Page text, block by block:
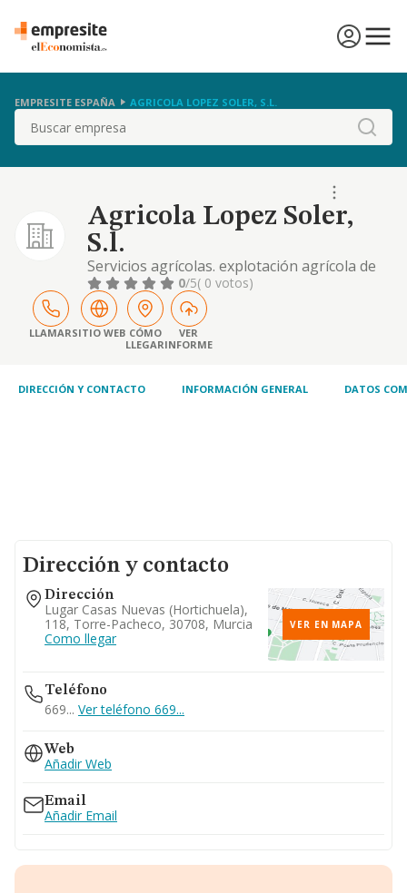
EMPRESITE ESPAÑA AGRICOLA LOPEZ SOLER, S.L.
Buscar
Agricola Lopez Soler,
S.l.
Servicios agrícolas. explotación agrícola de
toda clase de productos derivados de la
agricultura. servicios técnicos de
asesoramiento agrícola. importación -
expotación agrícola. comercio al por mayor y
menor de productos agrícolas. la adquisición
su poster
0/5( 0 votos)
LLAMARSITIO WEB CÓMO
LLEGAR
VER
INFORME
DIRECCIÓN Y CONTACTO INFORMACIÓN GENERAL DATOS
Dirección y contacto
Dirección
Lugar Casas Nuevas (hortichuela),
118, Torre-Pacheco, 30708, Murcia
Como llegar
VER EN MAPA
Teléfono
669... Ver teléfono 669...
Web
Añadir Web
Email
Añadir Email